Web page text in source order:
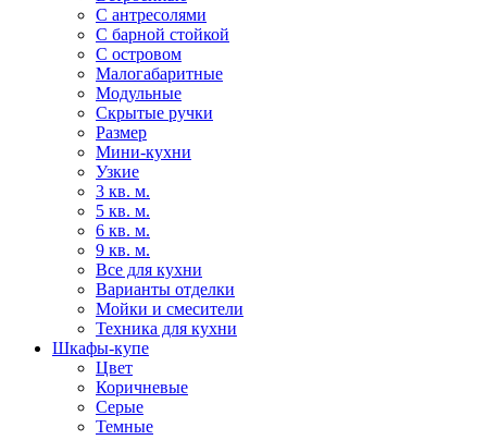
С антресолями
С барной стойкой
С островом
Малогабаритные
Модульные
Скрытые ручки
Размер
Мини-кухни
Узкие
3 кв. м.
5 кв. м.
6 кв. м.
9 кв. м.
Все для кухни
Варианты отделки
Мойки и смесители
Техника для кухни
Шкафы-купе
Цвет
Коричневые
Серые
Темные